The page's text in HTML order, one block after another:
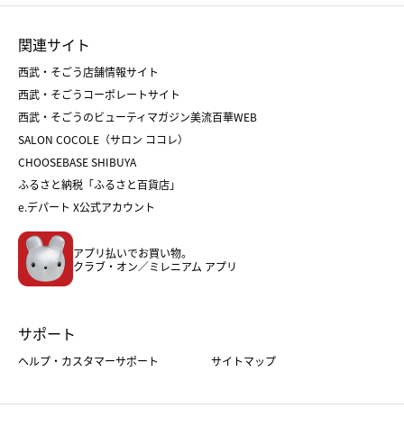
ひな人形
五月人形
父の日
クリスマスケーキ
ホワイトデー
菓子折り
和菓子
人気のギフト
バレンタイン
ホワイトデー
おせち
フード
ホーム・キッチン＆アート
関連サイト
西武・そごう店舗情報サイト
西武・そごうコーポレートサイト
西武・そごうのビューティマガジン美流百華WEB
SALON COCOLE（サロン ココレ）
CHOOSEBASE SHIBUYA
ふるさと納税「ふるさと百貨店」
e.デパート X公式アカウント
アプリ払いでお買い物。
クラブ・オン／ミレニアム アプリ
サポート
ヘルプ・カスタマーサポート サイトマップ